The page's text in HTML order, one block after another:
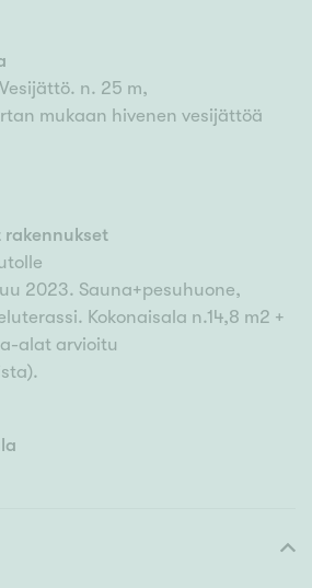
n. 25 m,
mukaan hivenen vesijättöä
2023. Sauna+pesuhuone,
Kokonaisala n.14,8 m2 +
alat arvioitu